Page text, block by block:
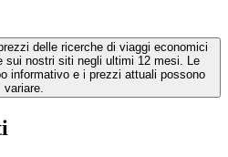
delle ricerche di viaggi economici
sui nostri siti negli ultimi 12 mesi. Le
informativo e i prezzi attuali possono
variare.